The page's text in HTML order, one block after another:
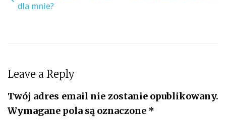
wpisu
dla mnie?
Leave a Reply
Twój adres email nie zostanie opublikowany.
Wymagane pola są oznaczone *